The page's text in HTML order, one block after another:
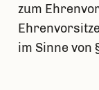
zum
im Sinne von